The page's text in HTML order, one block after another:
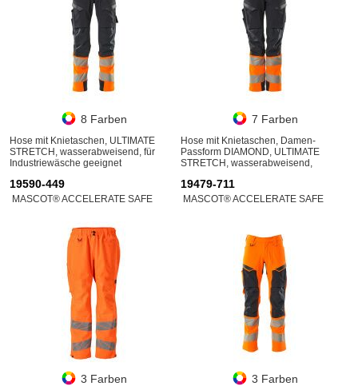
8 Farben
Hose mit Knietaschen, ULTIMATE
STRETCH, wasserabweisend, für
Industriewäsche geeignet
7 Farben
Hose mit Knietaschen, Damen-
Passform DIAMOND, ULTIMATE
STRETCH, wasserabweisend,
geeignet
19590-449
MASCOT® ACCELERATE SAFE
3 Farben
19479-711
MASCOT® ACCELERATE SAFE
3 Farben